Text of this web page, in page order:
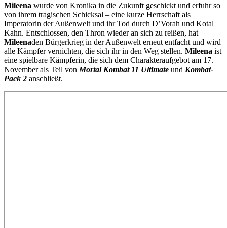
Mileena wurde von Kronika in die Zukunft geschickt und erfuhr so
von ihrem tragischen Schicksal – eine kurze Herrschaft als
Imperatorin der Außenwelt und ihr Tod durch D’Vorah und Kotal
Kahn. Entschlossen, den Thron wieder an sich zu reißen, hat
Mileenaden Bürgerkrieg in der Außenwelt erneut entfacht und wird
alle Kämpfer vernichten, die sich ihr in den Weg stellen. Mileena ist
eine spielbare Kämpferin, die sich dem Charakteraufgebot am 17.
November als Teil von Mortal Kombat 11 Ultimate und Kombat-
Pack 2 anschließt.